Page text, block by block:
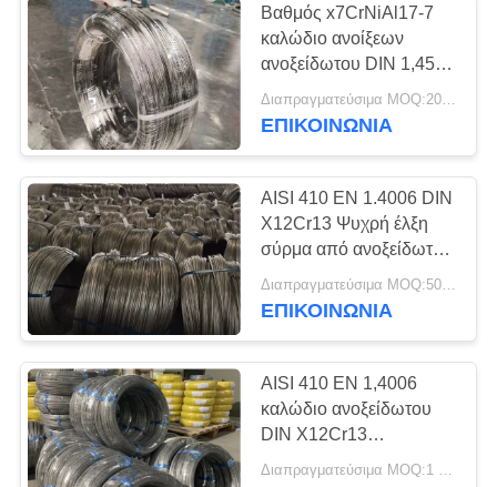
Σύρμα από
ανοξείδωτο χάλυβα
γραμμή από
ανοξείδωτο χάλυβα
275
Βαθμός x7CrNiAl17-7
καλώδιο ανοίξεων
ανοξείδωτου DIN 1,4568
17-7PH SUS631
ΕΠΙΚΟΙΝΩΝΊΑ
AISI 410 EN 1.4006 DIN
X12Cr13 Ψυχρή έλξη
σύρμα από ανοξείδωτο
χάλυβα σε πηνίο
Διαπραγματεύσιμα MOQ:500 κλ
ΕΠΙΚΟΙΝΩΝΊΑ
AISI 410 EN 1,4006
καλώδιο ανοξείδωτου
DIN X12Cr13
τραβηγμένο στο κρύο με
Διαπραγματεύσιμα MOQ:1 τόνος